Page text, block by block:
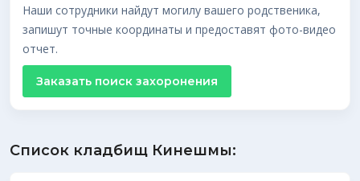
Наши сотрудники найдут могилу вашего родственика,
запишут точные координаты и предоставят фото-видео
отчет.
Заказать поиск захоронения
Список кладбищ Кинешмы: